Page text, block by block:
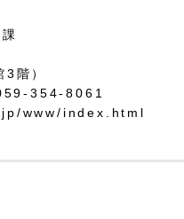
階）
354-8061
www/index.html